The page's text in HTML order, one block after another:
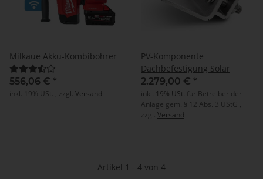
Milkaue Akku-Kombibohrer
556,06 € *
inkl. 19% USt. , zzgl. Versand
PV-Komponente
Dachbefestigung Solar
2.279,00 € *
inkl. 19% USt. für Betreiber der
Anlage gem. § 12 Abs. 3 UStG ,
zzgl. Versand
Artikel 1 - 4 von 4